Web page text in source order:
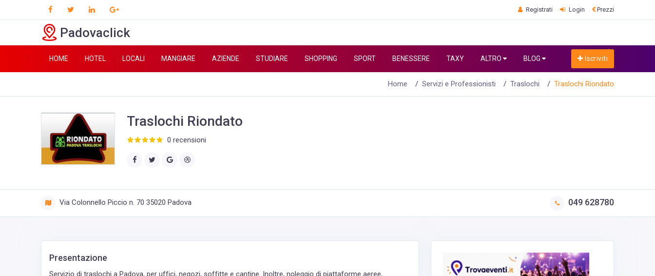
Registrati Login Prezzi
Padovaclick
HOME HOTEL LOCALI MANGIARE AZIENDE STUDIARE SHOPPING SPORT BENESSERE TAXY ALTRO BLOG Iscriviti
Home Servizi e Professionisti Traslochi Traslochi Riondato
Traslochi Riondato
0 recensioni
Via Colonnello Piccio n. 70 35020 Padova 049 628780
Presentazione
Servizio di traslochi a Padova, per uffici, negozi, soffitte e cantine. Inoltre, noleggio di piattaforme aeree,